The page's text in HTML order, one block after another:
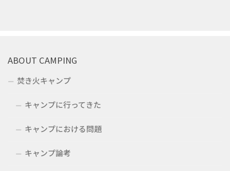
ABOUT CAMPING
焚き火キャンプ
キャンプに行ってきた
キャンプにおける問題
キャンプ論考